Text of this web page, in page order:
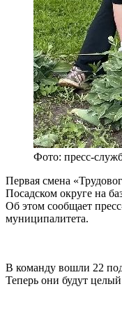
Фото: пресс-
Первая смена
Посадском округе на
Об этом сообщает
муниципалитета.
В команду вошли 22
Теперь они будут